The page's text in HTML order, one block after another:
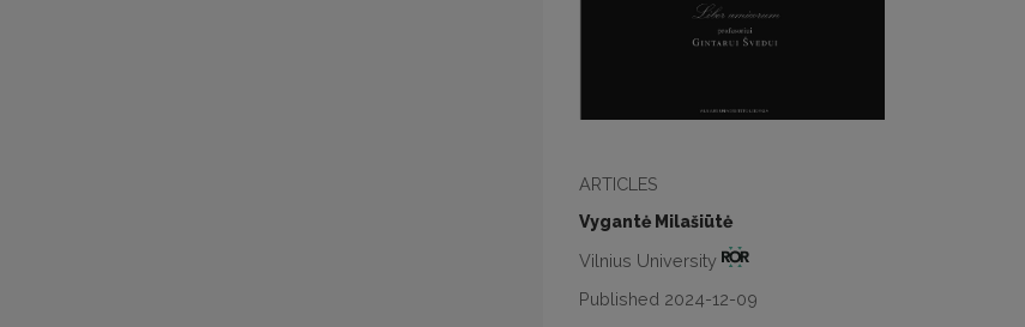
ARTICLES
Vygantė Milašiūtė
Vilnius University
Published 2024-12-09